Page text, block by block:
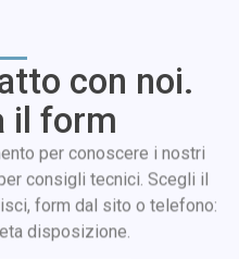
con noi.
il form
per conoscere i nostri
consigli tecnici. Scegli il
form dal sito o telefono:
disposizione.